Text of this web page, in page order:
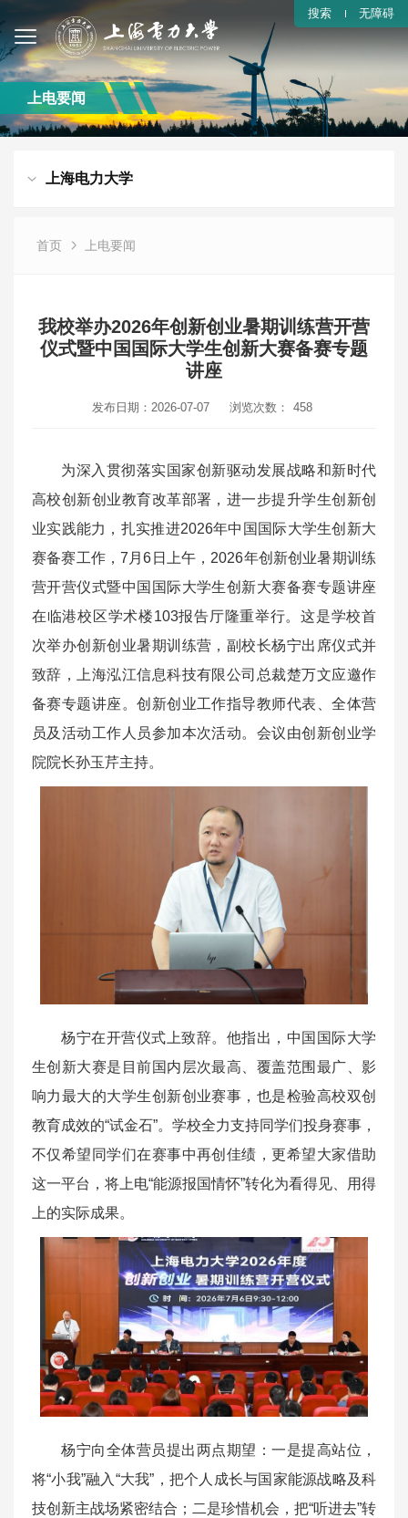
无障碍
搜索
上电要闻
上海电力大学
首页 上电要闻
我校举办2026年创新创业暑期训练营开营
仪式暨中国国际大学生创新大赛备赛专题
讲座
发布日期：2026-07-07 浏览次数： 458
为深入贯彻落实国家创新驱动发展战略和新时代
高校创新创业教育改革部署，进一步提升学生创新创
业实践能力，扎实推进2026年中国国际大学生创新大
赛备赛工作，7月6日上午，2026年创新创业暑期训练
营开营仪式暨中国国际大学生创新大赛备赛专题讲座
在临港校区学术楼103报告厅隆重举行。这是学校首
次举办创新创业暑期训练营，副校长杨宁出席仪式并
致辞，上海泓江信息科技有限公司总裁楚万文应邀作
备赛专题讲座。创新创业工作指导教师代表、全体营
员及活动工作人员参加本次活动。会议由创新创业学
院院长孙玉芹主持。
杨宁在开营仪式上致辞。他指出，中国国际大学
生创新大赛是目前国内层次最高、覆盖范围最广、影
响力最大的大学生创新创业赛事，也是检验高校双创
教育成效的“试金石”。学校全力支持同学们投身赛事，
不仅希望同学们在赛事中再创佳绩，更希望大家借助
这一平台，将上电“能源报国情怀”转化为看得见、用得
上的实际成果。
杨宁向全体营员提出两点期望：一是提高站位，
将“小我”融入“大我”，把个人成长与国家能源战略及科
技创新主战场紧密结合；二是珍惜机会，把“听进去”转